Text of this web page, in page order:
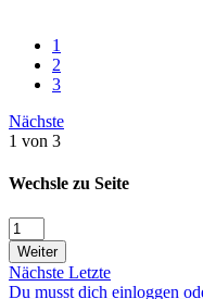
1
2
3
Nächste
1 von 3
Wechsle zu Seite
Weiter
Nächste Letzte
Du musst dich einloggen